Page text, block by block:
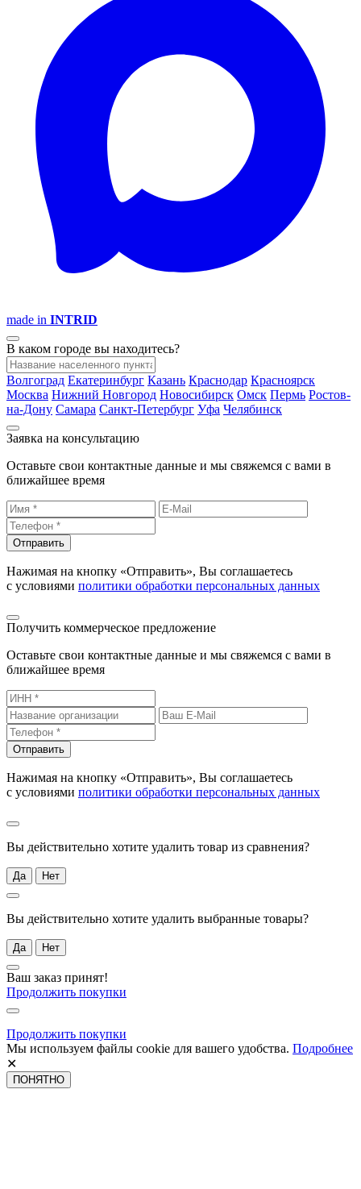
made in INTRID
В каком городе вы находитесь?
Волгоград Екатеринбург Казань Краснодар Красноярск
Москва Нижний Новгород Новосибирск Омск Пермь Ростов-
на-Дону Самара Санкт-Петербург Уфа Челябинск
Заявка на консультацию
Оставьте свои контактные данные и мы свяжемся с вами в
ближайшее время
Отправить
Нажимая на кнопку «Отправить», Вы соглашаетесь
с условиями политики обработки персональных данных
Получить коммерческое предложение
Оставьте свои контактные данные и мы свяжемся с вами в
ближайшее время
Отправить
Нажимая на кнопку «Отправить», Вы соглашаетесь
с условиями политики обработки персональных данных
Вы действительно хотите удалить товар из сравнения?
Да Нет
Вы действительно хотите удалить выбранные товары?
Да Нет
Ваш заказ принят!
Продолжить покупки
Продолжить покупки
Мы используем файлы cookie для вашего удобства. Подробнее
✕
ПОНЯТНО